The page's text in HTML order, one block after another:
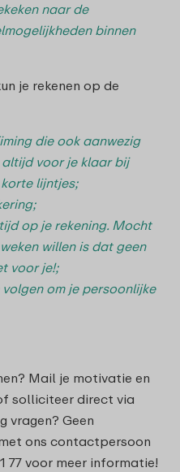
naar de
binnen
je rekenen op de
die ook aanwezig
voor je klaar bij
lijntjes;
op je rekening. Mocht
willen is dat geen
voor je!;
om je persoonlijke
Mail je motivatie en
solliciteer direct via
vragen? Geen
ons contactpersoon
77 voor meer informatie!